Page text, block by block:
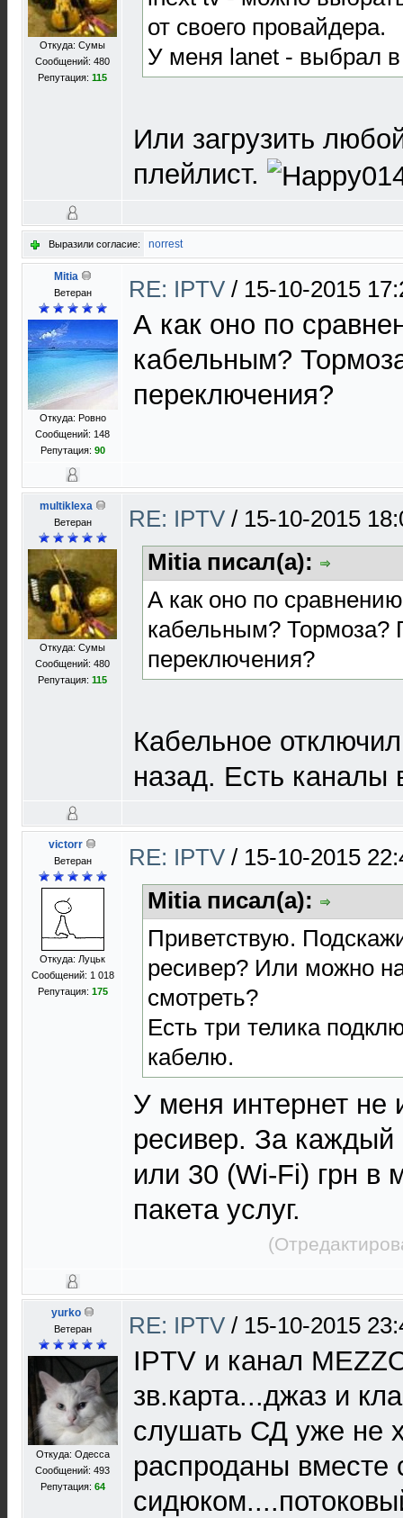
Откуда: Сумы
Сообщений: 480
Репутация: 115
от своего провайдера.
У меня lanet - выбрал
Или загрузить
плейлист.
Выразили согласие: norrest
Mitia
Ветеран
Откуда: Ровно
Сообщений: 148
Репутация: 90
RE: IPTV / 15-10-2015
А как оно по
кабельным?
переключения?
multiklexa
Ветеран
Откуда: Сумы
Сообщений: 480
Репутация: 115
RE: IPTV / 15-10-2015
Mitia писал(а):
А как оно по
кабельным? Тормоза?
переключения?
Кабельное
назад. Есть каналы
victorr
Ветеран
Откуда: Луцьк
Сообщений: 1 018
Репутация: 175
RE: IPTV / 15-10-2015
Mitia писал(а):
Приветствую.
ресивер? Или можно
смотреть?
Есть три телика
кабелю.
У меня интернет не
ресивер. За каждый
или 30 (Wi-Fi) грн в
пакета услуг.
yurko
Ветеран
Откуда: Одесса
Сообщений: 493
Репутация: 64
RE: IPTV / 15-10-2015
IPTV и канал
зв.карта...джаз и
слушать СД уже не
распроданы вместе